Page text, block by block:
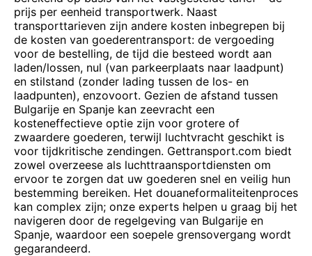
prijs per eenheid transportwerk. Naast
transporttarieven zijn andere kosten inbegrepen bij
de kosten van goederentransport: de vergoeding
voor de bestelling, de tijd die besteed wordt aan
laden/lossen, nul (van parkeerplaats naar laadpunt)
en stilstand (zonder lading tussen de los- en
laadpunten), enzovoort. Gezien de afstand tussen
Bulgarije en Spanje kan zeevracht een
kosteneffectieve optie zijn voor grotere of
zwaardere goederen, terwijl luchtvracht geschikt is
voor tijdkritische zendingen. Gettransport.com biedt
zowel overzeese als luchttraansportdiensten om
ervoor te zorgen dat uw goederen snel en veilig hun
bestemming bereiken. Het douaneformaliteitenproces
kan complex zijn; onze experts helpen u graag bij het
navigeren door de regelgeving van Bulgarije en
Spanje, waardoor een soepele grensovergang wordt
gegarandeerd.